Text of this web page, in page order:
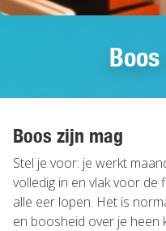
Boos zijn mag
Stel je voor: je werkt
volledig in en vlak voor de
alle eer lopen. Het is
en boosheid over je